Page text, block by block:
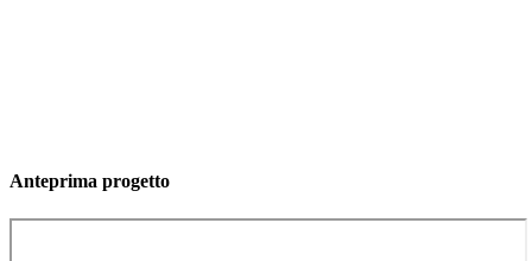
Anteprima progetto